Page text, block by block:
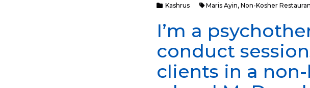
Kashrus Maris Ayin, Non-Kosher
I’m a
conduct
clients in a